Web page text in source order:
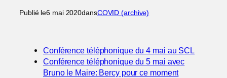
Publié le6 mai 2020dansCOVID (archive)
Conférence téléphonique du 4 mai au SCL
Conférence téléphonique du 5 mai avec
Bruno le Maire: Bercy pour ce moment